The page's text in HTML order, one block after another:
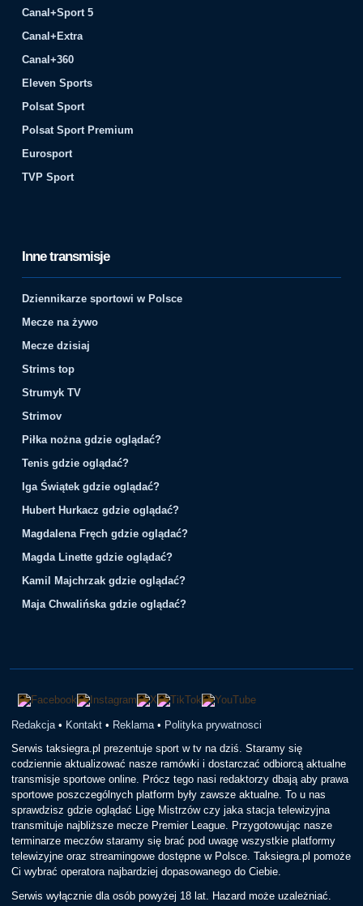
Canal+Sport 5
Canal+Extra
Canal+360
Eleven Sports
Polsat Sport
Polsat Sport Premium
Eurosport
TVP Sport
Inne transmisje
Dziennikarze sportowi w Polsce
Mecze na żywo
Mecze dzisiaj
Strims top
Strumyk TV
Strimov
Piłka nożna gdzie oglądać?
Tenis gdzie oglądać?
Iga Świątek gdzie oglądać?
Hubert Hurkacz gdzie oglądać?
Magdalena Fręch gdzie oglądać?
Magda Linette gdzie oglądać?
Kamil Majchrzak gdzie oglądać?
Maja Chwalińska gdzie oglądać?
Redakcja • Kontakt • Reklama • Polityka prywatnosci
Serwis taksiegra.pl prezentuje sport w tv na dziś. Staramy się
codziennie aktualizować nasze ramówki i dostarczać odbiorcą aktualne
transmisje sportowe online. Prócz tego nasi redaktorzy dbają aby prawa
sportowe poszczególnych platform były zawsze aktualne. To u nas
sprawdzisz gdzie oglądać Ligę Mistrzów czy jaka stacja telewizyjna
transmituje najbliższe mecze Premier League. Przygotowując nasze
terminarze meczów staramy się brać pod uwagę wszystkie platformy
telewizyjne oraz streamingowe dostępne w Polsce. Taksiegra.pl pomoże
Ci wybrać operatora najbardziej dopasowanego do Ciebie.
Serwis wyłącznie dla osób powyżej 18 lat. Hazard może uzależniać.